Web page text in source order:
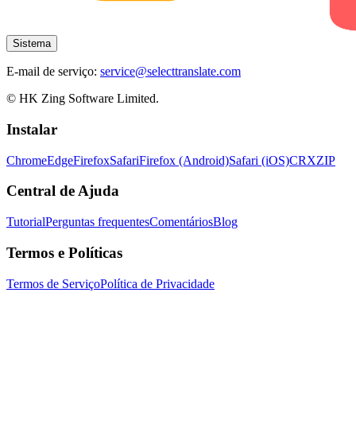
Sistema
E-mail de serviço: service@selecttranslate.com
© HK Zing Software Limited.
Instalar
ChromeEdgeFirefoxSafariFirefox (Android)Safari (iOS)CRXZIP
Central de Ajuda
TutorialPerguntas frequentesComentáriosBlog
Termos e Políticas
Termos de ServiçoPolítica de Privacidade